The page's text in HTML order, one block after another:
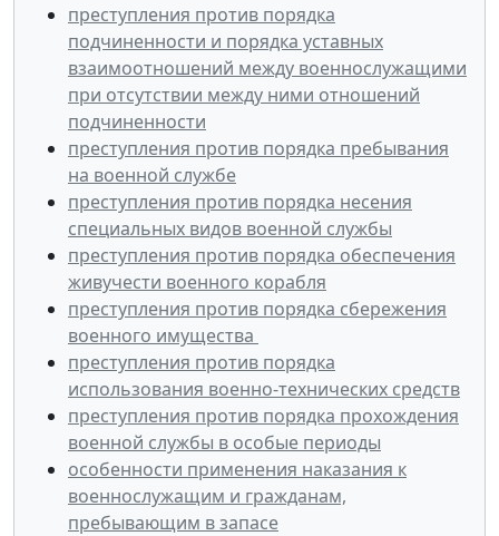
преступления против порядка
подчиненности и порядка уставных
взаимоотношений между военнослужащими
при отсутствии между ними отношений
подчиненности
преступления против порядка пребывания
на военной службе
преступления против порядка несения
специальных видов военной службы
преступления против порядка обеспечения
живучести военного корабля
преступления против порядка сбережения
военного имущества
преступления против порядка
использования военно-технических средств
преступления против порядка прохождения
военной службы в особые периоды
особенности применения наказания к
военнослужащим и гражданам,
пребывающим в запасе